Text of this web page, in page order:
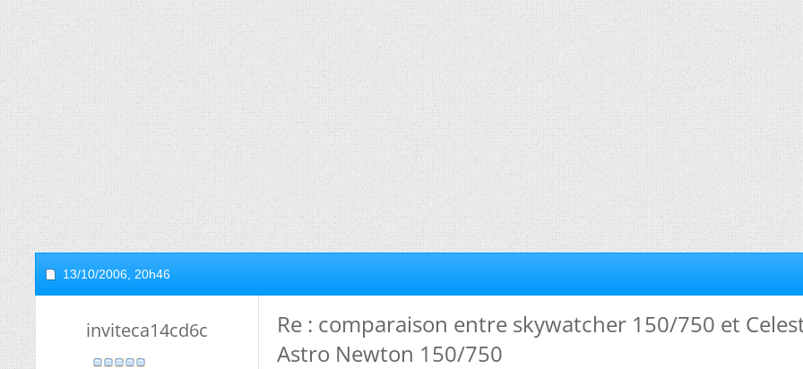
13/10/2006, 20h46
inviteca14cd6c
Re : comparaison entre skywatcher 150/750 et
Astro Newton 150/750